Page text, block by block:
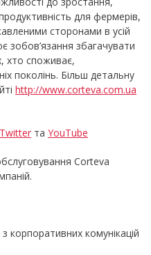
для фермерів,
сторонами в усій
зобов’язання збагачувати
хто споживає,
поколінь. Більш детальну
http://www.corteva.com.ua
Twitter та YouTube
Corteva
корпоративних комунікацій